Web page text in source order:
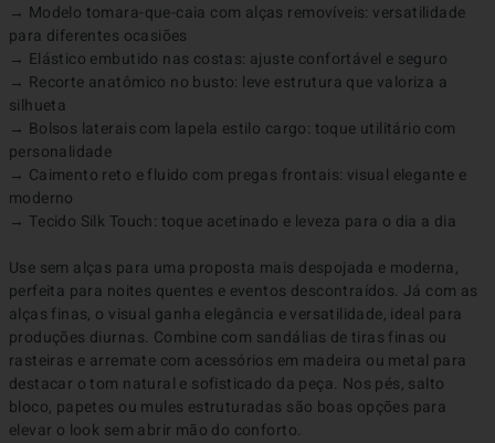
→ Modelo tomara-que-caia com alças removíveis: versatilidade
para diferentes ocasiões
→ Elástico embutido nas costas: ajuste confortável e seguro
→ Recorte anatômico no busto: leve estrutura que valoriza a
silhueta
→ Bolsos laterais com lapela estilo cargo: toque utilitário com
personalidade
→ Caimento reto e fluido com pregas frontais: visual elegante e
moderno
→ Tecido Silk Touch: toque acetinado e leveza para o dia a dia
Use sem alças para uma proposta mais despojada e moderna,
perfeita para noites quentes e eventos descontraídos. Já com as
alças finas, o visual ganha elegância e versatilidade, ideal para
produções diurnas. Combine com sandálias de tiras finas ou
rasteiras e arremate com acessórios em madeira ou metal para
destacar o tom natural e sofisticado da peça. Nos pés, salto
bloco, papetes ou mules estruturadas são boas opções para
elevar o look sem abrir mão do conforto.